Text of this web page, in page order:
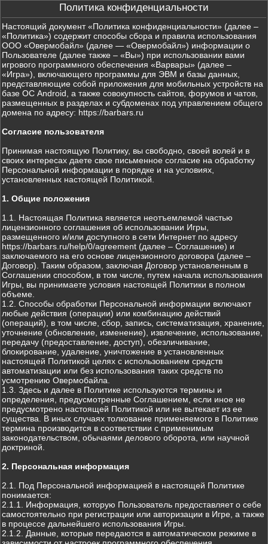
Политика конфиденциальности
Настоящий документ «Политика конфиденциальности» (далее –
«Политика») содержит способы сбора и правила использования
ООО «Овермобайл» (далее — «Овермобайл») информации о
Пользователе (далее также – «Вы») при использовании вами
игрового программного обеспечения «Варвары» (далее –
«Игра»), включающего программы для ЭВМ и базы данных,
представляющие собой приложения для мобильных устройств на
базе ОС Android, а также совокупность сайтов, форумов и чатов,
размещенных в разделах и субдоменах под управлением общего
домена по адресу: https://barbars.ru
Согласие пользователя
Принимая настоящую Политику, вы свободно, своей волей и в
своих интересах даете свое письменное согласие на обработку
Персональной информации в порядке и на условиях,
установленных настоящей Политикой.
1. Общие положения
1.1. Настоящая Политика является неотъемлемой частью
лицензионного соглашения об использовании Игры,
размещенного и/или доступного в сети Интернет по адресу
https://barbars.ru/help/0/agreement (далее – Соглашение) и
заключаемого на его основе лицензионного договора (далее –
Договор). Таким образом, заключая Договор установленным в
Соглашении способом, в том числе, путем начала использования
Игры, вы принимаете условия настоящей Политики в полном
объеме.
1.2. Способы обработки Персональной информации включают
любые действия (операции) или комбинацию действий
(операций), в том числе, сбор, запись, систематизация, хранение,
уточнение (обновление, изменение), извлечение, использование,
передачу (предоставление, доступ), обезличивание,
блокирование, удаление, уничтожение в установленных
настоящей Политикой целях с использованием средств
автоматизации или без использования таких средств по
усмотрению Овермобайла.
1.3. Здесь и далее в Политике используются термины и
определения, предусмотренные Соглашением, если иное не
предусмотрено настоящей Политикой или не вытекает из ее
существа. В иных случаях толкование применяемого в Политике
термина производится в соответствии с применимым
законодательством, обычаями делового оборота, или научной
доктриной.
2. Персональная информация
2.1. Под Персональной информацией в настоящей Политике
понимается:
2.1.1. Информация, которую Пользователь предоставляет о себе
самостоятельно при регистрации или авторизации в Игре, а также
в процессе дальнейшего использования Игры.
2.1.2. Данные, которые передаются в автоматическом режиме в